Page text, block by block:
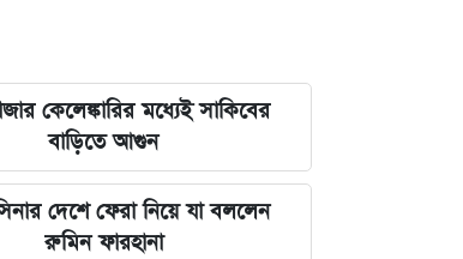
কেলেঙ্কারির মধ্যেই সাকিবের
বাড়িতে আগুন
দেশে ফেরা নিয়ে যা বললেন
রুমিন ফারহানা